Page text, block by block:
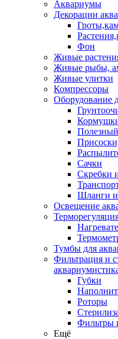
Аквариумы
Декорации
Фон
Живые
Живые рыбы,
Живые улитки
Компрессоры
Оборудование
Сачки
Скребки
Шланги и
Освещение
Тумбы для
Фильтрация и
Губки
Роторы
Фильтры
Ещё